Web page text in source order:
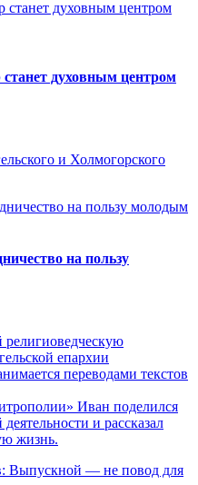
духовным центром
и Холмогорского
на пользу
епархии
переводами текстов
Иван поделился
и рассказал
жизнь.